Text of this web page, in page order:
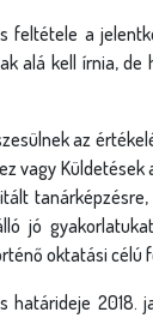
feltétele a
alá kell írnia,
az
vagy
jó
oktatási célú
határideje